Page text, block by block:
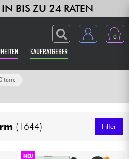
BIS ZU 24 RATEN
0
KAUFRATGEBER
(1644) Filter
NEU